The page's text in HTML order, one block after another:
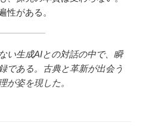
性がある。
い生成AIとの対話の中で、瞬
である。古典と革新が出会う
が姿を現した。